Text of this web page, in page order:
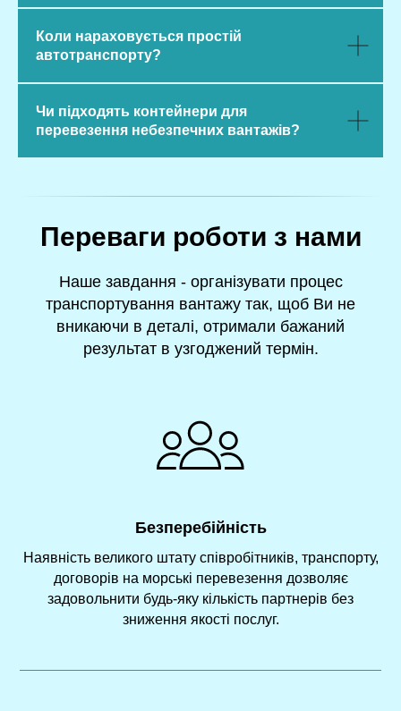
Коли нараховується простій
автотранспорту?
Чи підходять контейнери для
перевезення небезпечних вантажів?
Переваги роботи з нами
Наше завдання - організувати процес
транспортування вантажу так, щоб Ви не
вникаючи в деталі, отримали бажаний
результат в узгоджений термін.
Безперебійність
Наявність великого штату співробітників, транспорту,
договорів на морські перевезення дозволяє
задовольнити будь-яку кількість партнерів без
зниження якості послуг.